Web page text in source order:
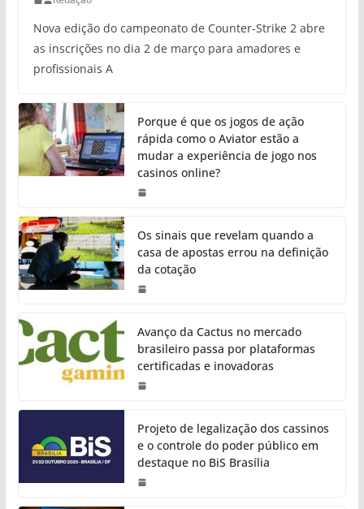
Nova edição do campeonato de Counter-Strike 2 abre
as inscrições no dia 2 de março para amadores e
profissionais A
Porque é que os jogos de ação
rápida como o Aviator estão a
mudar a experiência de jogo nos
casinos online?
Os sinais que revelam quando a
casa de apostas errou na definição
da cotação
Avanço da Cactus no mercado
brasileiro passa por plataformas
certificadas e inovadoras
Projeto de legalização dos cassinos
e o controle do poder público em
destaque no BiS Brasília